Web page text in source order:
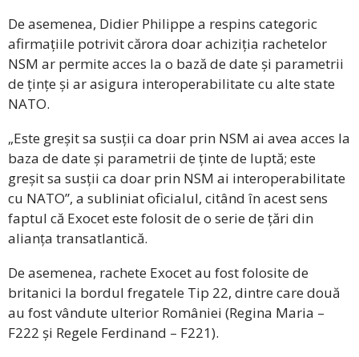
De asemenea, Didier Philippe a respins categoric
afirmațiile potrivit cărora doar achiziția rachetelor
NSM ar permite acces la o bază de date și parametrii
de țințe și ar asigura interoperabilitate cu alte state
NATO.
„Este greșit sa susții ca doar prin NSM ai avea acces la
baza de date și parametrii de ținte de luptă; este
greșit sa susții ca doar prin NSM ai interoperabilitate
cu NATO”, a subliniat oficialul, citând în acest sens
faptul că Exocet este folosit de o serie de țări din
alianța transatlantică.
De asemenea, rachete Exocet au fost folosite de
britanici la bordul fregatele Tip 22, dintre care două
au fost vândute ulterior României (Regina Maria –
F222 și Regele Ferdinand – F221).